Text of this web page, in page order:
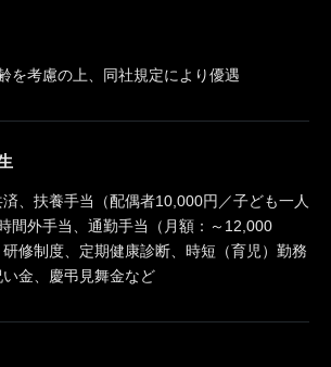
を考慮の上、同社規定により優遇
、扶養手当（配偶者10,000円／子ども一人
間外手当、通勤手当（月額：～12,000
修制度、定期健康診断、時短（育児）勤務
金、慶弔見舞金など